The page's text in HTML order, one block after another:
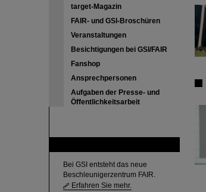
target-Magazin
FAIR- und GSI-Broschüren
Veranstaltungen
Besichtigungen bei GSI/FAIR
Fanshop
Ansprechpersonen
Aufgaben der Presse- und
Öffentlichkeitsarbeit
Bei GSI entsteht das neue
Beschleunigerzentrum FAIR.
Erfahren Sie mehr.